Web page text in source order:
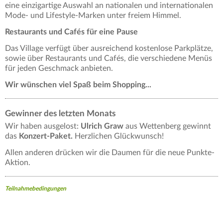
eine einzigartige Auswahl an nationalen und internationalen
Mode- und Lifestyle-Marken unter freiem Himmel.
Restaurants und Cafés für eine Pause
Das Village verfügt über ausreichend kostenlose Parkplätze,
sowie über Restaurants und Cafés, die verschiedene Menüs
für jeden Geschmack anbieten.
Wir wünschen viel Spaß beim Shopping...
Gewinner des letzten Monats
Wir haben ausgelost: Ulrich Graw aus Wettenberg gewinnt
das Konzert-Paket. Herzlichen Glückwunsch!
Allen anderen drücken wir die Daumen für die neue Punkte-
Aktion.
Teilnahmebedingungen